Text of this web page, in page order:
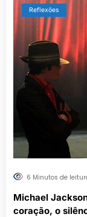
Reflexões
6 Minutos de
Michael
coração, o